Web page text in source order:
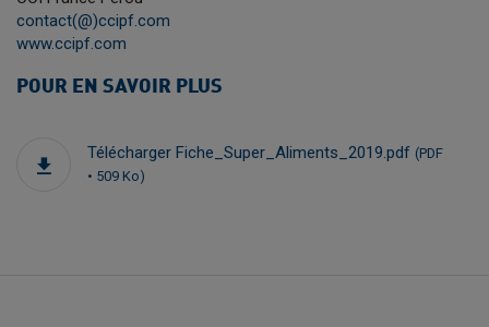
contact(@)ccipf.com
www.ccipf.com
POUR EN SAVOIR PLUS
Télécharger Fiche_Super_Aliments_2019.pdf (PDF
• 509 Ko)